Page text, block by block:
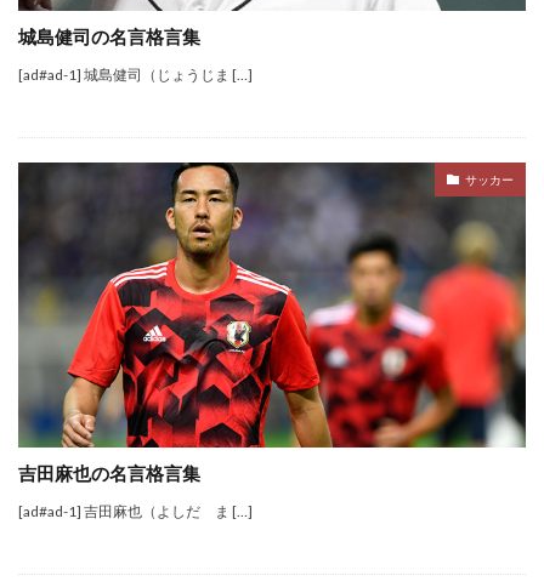
城島健司の名言格言集
[ad#ad-1] 城島健司（じょうじま […]
サッカー
吉田麻也の名言格言集
[ad#ad-1] 吉田麻也（よしだ ま […]